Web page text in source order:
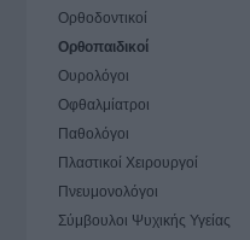
Ορθοδοντικοί
Ορθοπαιδικοί
Ουρολόγοι
Οφθαλμίατροι
Παθολόγοι
Πλαστικοί Χειρουργοί
Πνευμονολόγοι
Σύμβουλοι Ψυχικής Υγείας